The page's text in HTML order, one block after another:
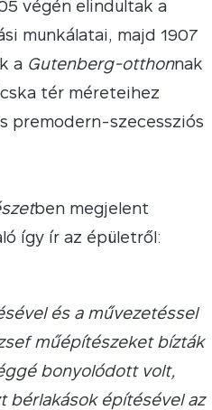
végén elindultak a
munkálatai, majd 1907
a Gutenberg-otthonnak
tér méreteihez
premodern-szecessziós
ben megjelent
így ír az épületről:
és a művezetéssel
műépítészeket bízták
bonyolódott volt,
bérlakások építésével az